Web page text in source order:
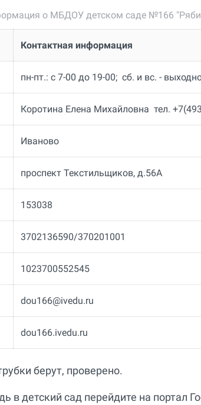
о МБДОУ детском саде №166
Контактная информация
пн-пт.: с 7-00 до 19-00; сб. и вс. -
Коротина Елена Михайловна тел.
Иваново
проспект Текстильщиков, д.56А
153038
3702136590/370201001
1023700552545
dou166@ivedu.ru
dou166.ivedu.ru
берут, проверено.
в детский сад перейдите на портал